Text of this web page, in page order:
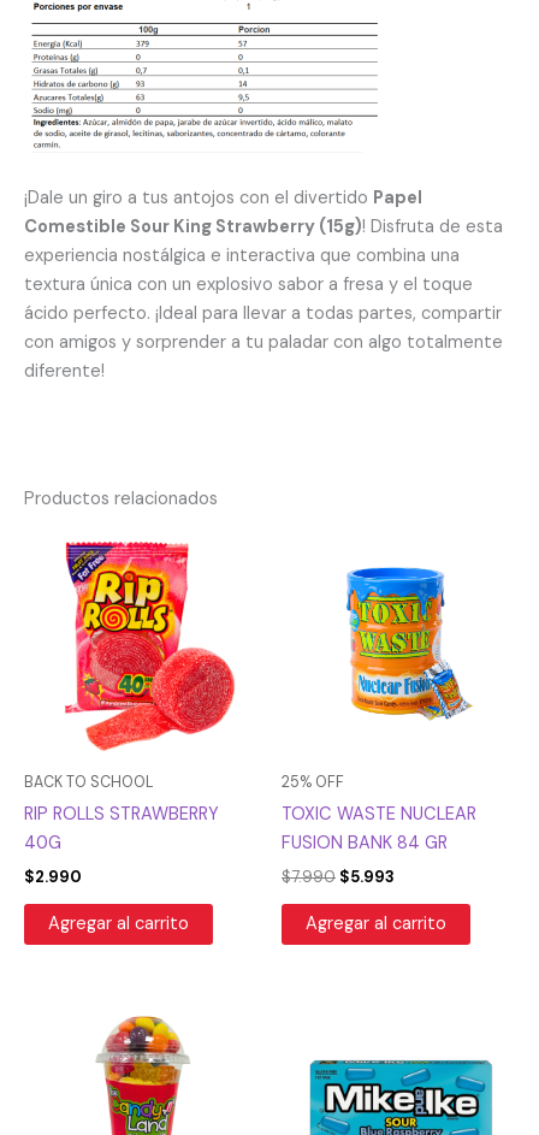
¡Dale un giro a tus antojos con el divertido Papel
Comestible Sour King Strawberry (15g)! Disfruta de esta
experiencia nostálgica e interactiva que combina una
textura única con un explosivo sabor a fresa y el toque
ácido perfecto. ¡Ideal para llevar a todas partes, compartir
con amigos y sorprender a tu paladar con algo totalmente
diferente!
Productos relacionados
BACK TO SCHOOL
RIP ROLLS STRAWBERRY
40G
$2.990
Agregar al carrito
25% OFF
TOXIC WASTE NUCLEAR
FUSION BANK 84 GR
$7.990
original
era:
$7.990.
$5.993
actual
es:
$5.993.
Agregar al carrito
precio
original
era:
$6.990.
precio
actual
es:
$5.942.
era:
$3.990.
es:
$2.993.